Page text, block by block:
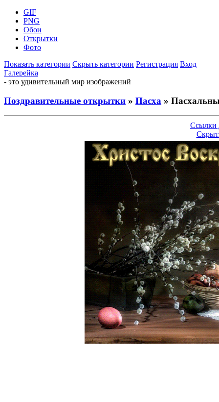
GIF
PNG
Обои
Открытки
Фото
Показать категории Скрыть категории Регистрация Вход
Галерейка
- это удивительный мир изображений
Поздравительные открытки » Пасха »
Ссылки